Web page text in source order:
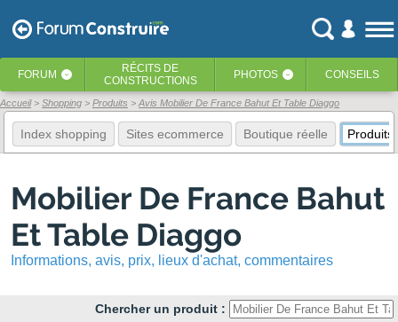
FORUM ‹ RÉCITS DE
CONSTRUCTIONS
PHOTOS ‹ CONSEILS
Accueil Shopping Produits Avis Mobilier De France Bahut Et Table Diaggo
Index shopping Sites ecommerce Boutique réelle Produits
Mobilier De France Bahut
Et Table Diaggo
Informations, avis, prix, lieux d'achat, commentaires
Chercher un produit :